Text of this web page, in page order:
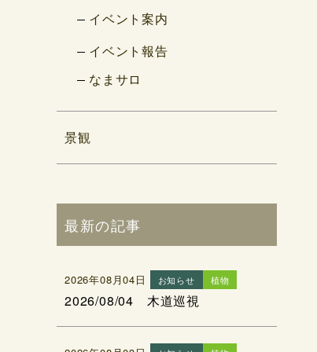
イベント案内
イベント報告
なまサロ
景観
最新の記事
2026年08月04日 お知らせ 植物
2026/08/04 木道巡視